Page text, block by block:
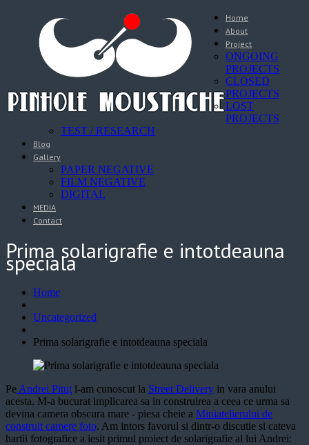
Home
About
Project
ONGOING
PROJECTS
CLOSED
PROJECTS
LOST
PROJECTS
TEST / RESEARCH
Blog
Gallery
PAPER NEGATIVE
FILM NEGATIVE
DIGITAL
MEDIA
Contact
Prima solarigrafie e intotdeauna
speciala
Home
Uncategorized
Prima solarigrafie e intotdeauna speciala
Pe Andrei Pituţ l-am cunoscut la Street Delivery in vara anului
acesta. M-a bucurat implicarea sa in construirea a ceea ce urma sa
devina camera obscura mare - piesa cheie a Miniatelierului de
construit camere foto. Am intors favorul si dintr-o discutie si cateva
hartii fotografice a iesit primul proiect de solarigrafie al lui Andrei: